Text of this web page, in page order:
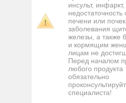
инсульт,
недостаточность
печени или
заболевания
железы, а также
и кормящим
лицам не
Перед началом
любого продукта
обязательно
специалиста!